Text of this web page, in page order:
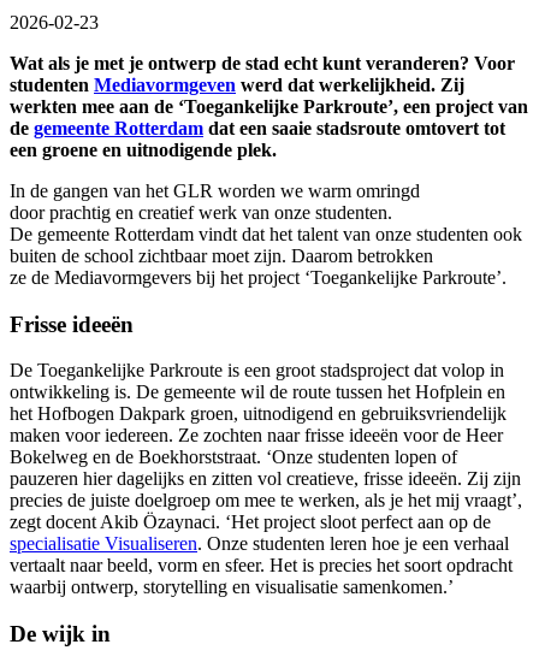
2026-02-23
Wat als je met je ontwerp de stad echt kunt veranderen? Voor
studenten Mediavormgeven werd dat werkelijkheid. Zij
werkten mee aan de ‘Toegankelijke Parkroute’, een project van
de gemeente Rotterdam dat een saaie stadsroute omtovert tot
een groene en uitnodigende plek.
In de gangen van het GLR worden we warm omringd
door prachtig en creatief werk van onze studenten.
De gemeente Rotterdam vindt dat het talent van onze studenten ook
buiten de school zichtbaar moet zijn. Daarom betrokken
ze de Mediavormgevers bij het project ‘Toegankelijke Parkroute’.
Frisse ideeën
De Toegankelijke Parkroute is een groot stadsproject dat volop in
ontwikkeling is. De gemeente wil de route tussen het Hofplein en
het Hofbogen Dakpark groen, uitnodigend en gebruiksvriendelijk
maken voor iedereen. Ze zochten naar frisse ideeën voor de Heer
Bokelweg en de Boekhorststraat. ‘Onze studenten lopen of
pauzeren hier dagelijks en zitten vol creatieve, frisse ideeën. Zij zijn
precies de juiste doelgroep om mee te werken, als je het mij vraagt’,
zegt docent Akib Özaynaci. ‘Het project sloot perfect aan op de
specialisatie Visualiseren. Onze studenten leren hoe je een verhaal
vertaalt naar beeld, vorm en sfeer. Het is precies het soort opdracht
waarbij ontwerp, storytelling en visualisatie samenkomen.’
De wijk in